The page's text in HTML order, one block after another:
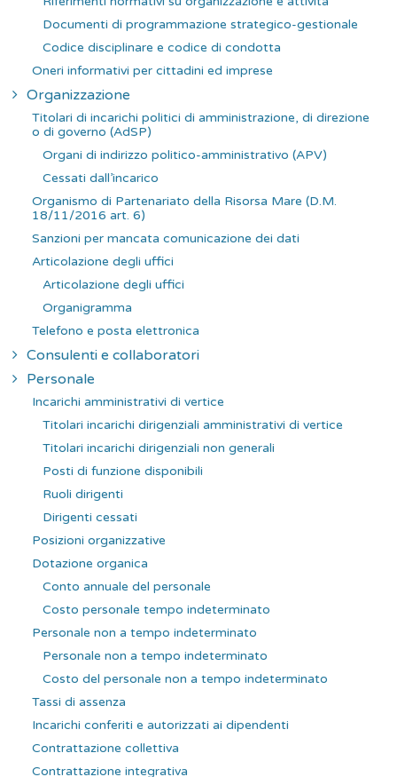
Documenti di programmazione strategico-gestionale
Codice disciplinare e codice di condotta
Oneri informativi per cittadini ed imprese
Organizzazione
Titolari di incarichi politici di amministrazione, di direzione
o di governo (AdSP)
Organi di indirizzo politico-amministrativo (APV)
Cessati dall’incarico
Organismo di Partenariato della Risorsa Mare (D.M.
18/11/2016 art. 6)
Sanzioni per mancata comunicazione dei dati
Articolazione degli uffici
Articolazione degli uffici
Organigramma
Telefono e posta elettronica
Consulenti e collaboratori
Personale
Incarichi amministrativi di vertice
Titolari incarichi dirigenziali amministrativi di vertice
Titolari incarichi dirigenziali non generali
Posti di funzione disponibili
Ruoli dirigenti
Dirigenti cessati
Posizioni organizzative
Dotazione organica
Conto annuale del personale
Costo personale tempo indeterminato
Personale non a tempo indeterminato
Personale non a tempo indeterminato
Costo del personale non a tempo indeterminato
Tassi di assenza
Incarichi conferiti e autorizzati ai dipendenti
Contrattazione collettiva
Contrattazione integrativa